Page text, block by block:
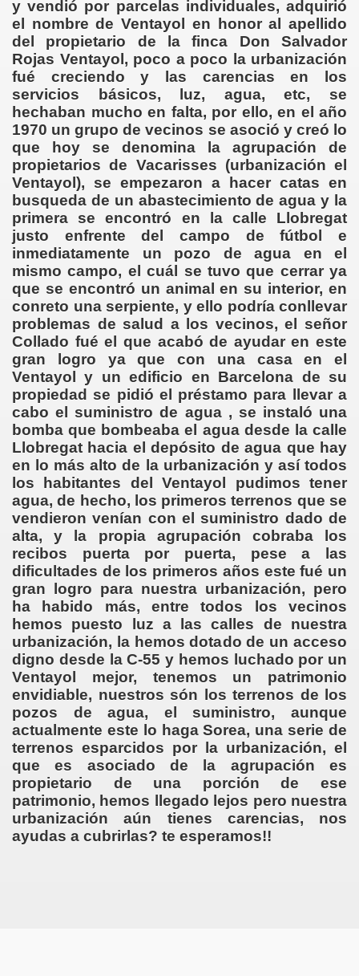
y vendió por parcelas individuales, adquirió
el nombre de Ventayol en honor al apellido
del propietario de la finca Don Salvador
Rojas Ventayol, poco a poco la urbanización
fué creciendo y las carencias en los
servicios básicos, luz, agua, etc, se
hechaban mucho en falta, por ello, en el año
1970 un grupo de vecinos se asoció y creó lo
que hoy se denomina la agrupación de
propietarios de Vacarisses (urbanización el
Ventayol), se empezaron a hacer catas en
busqueda de un abastecimiento de agua y la
primera se encontró en la calle Llobregat
justo enfrente del campo de fútbol e
inmediatamente un pozo de agua en el
mismo campo, el cuál se tuvo que cerrar ya
que se encontró un animal en su interior, en
conreto una serpiente, y ello podría conllevar
problemas de salud a los vecinos, el señor
Collado fué el que acabó de ayudar en este
gran logro ya que con una casa en el
Ventayol y un edificio en Barcelona de su
propiedad se pidió el préstamo para llevar a
cabo el suministro de agua , se instaló una
bomba que bombeaba el agua desde la calle
Llobregat hacia el depósito de agua que hay
en lo más alto de la urbanización y así todos
los habitantes del Ventayol pudimos tener
agua, de hecho, los primeros terrenos que se
vendieron venían con el suministro dado de
alta, y la propia agrupación cobraba los
recibos puerta por puerta, pese a las
dificultades de los primeros años este fué un
gran logro para nuestra urbanización, pero
ha habido más, entre todos los vecinos
hemos puesto luz a las calles de nuestra
urbanización, la hemos dotado de un acceso
digno desde la C-55 y hemos luchado por un
Ventayol mejor, tenemos un patrimonio
envidiable, nuestros són los terrenos de los
pozos de agua, el suministro, aunque
actualmente este lo haga Sorea, una serie de
terrenos esparcidos por la urbanización, el
que es asociado de la agrupación es
propietario de una porción de ese
patrimonio, hemos llegado lejos pero nuestra
urbanización aún tienes carencias, nos
ayudas a cubrirlas? te esperamos!!